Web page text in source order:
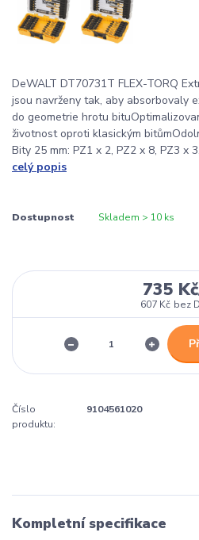
DeWALT DT70731T FLEX-TORQ
jsou navrženy tak, aby absorbovaly
do geometrie hrotu
životnost oproti klasickým
Bity 25 mm: PZ1 x 2, PZ2 x 8, PZ3 x
celý popis
Dostupnost Skladem > 10 ks
735 Kč
607 Kč bez
Číslo
produktu:
9104561020
Kompletní specifikace